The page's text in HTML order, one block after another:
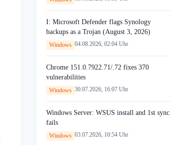
I: Microsoft Defender flags Synology
backups as a Trojan (August 3, 2026)
Windows 04.08.2026, 02:04 Uhr
Chrome 151.0.7922.71/.72 fixes 370
vulnerabilities
Windows 30.07.2026, 16:07 Uhr
Windows Server: WSUS install and 1st sync
fails
Windows 03.07.2026, 10:54 Uhr